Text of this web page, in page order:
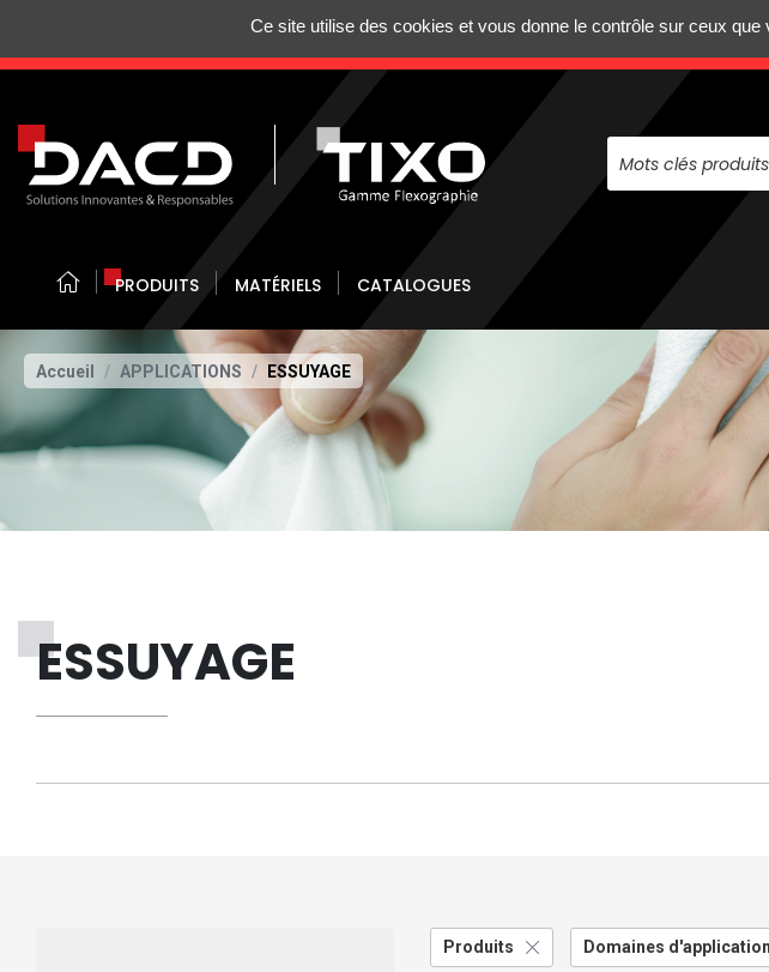
N'HÉSITEZ PAS À NOUS
PRODUITS MATÉRIELS CATALOGUES
Accueil APPLICATIONS ESSUYAGE
ESSUYAGE
Produits Domaines
Ce site utilise des cookies et vous donne le contrôle sur ceux